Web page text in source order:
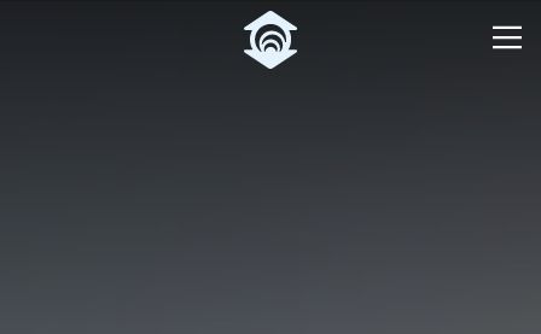
Pular para o Conteúdo principal